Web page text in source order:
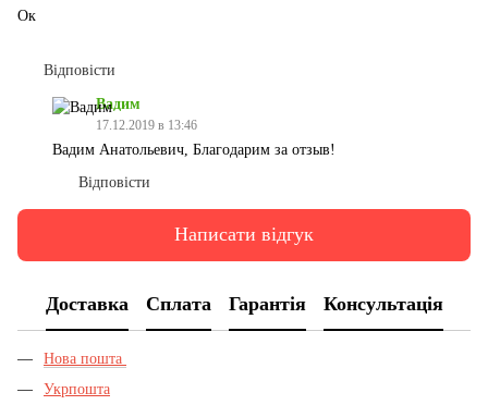
Ок
Відповісти
Вадим
17.12.2019 в 13:46
Вадим Анатольевич, Благодарим за отзыв!
Відповісти
Написати відгук
Доставка Сплата Гарантія Консультація
Нова пошта
Укрпошта